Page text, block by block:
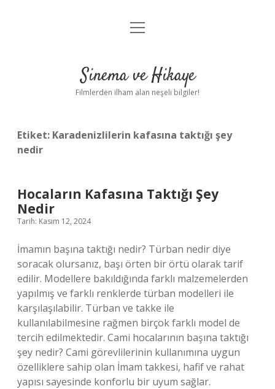
Gizlilik Politikası
Yasal Uyarı
menüyü
Sinema ve Hikaye
Filmlerden ilham alan neşeli bilgiler!
Etiket: Karadenizlilerin kafasına taktığı şey
nedir
Hocaların Kafasına Taktığı Şey
Nedir
Tarih: Kasım 12, 2024
İmamın başına taktığı nedir? Türban nedir diye
soracak olursanız, başı örten bir örtü olarak tarif
edilir. Modellere bakıldığında farklı malzemelerden
yapılmış ve farklı renklerde türban modelleri ile
karşılaşılabilir. Türban ve takke ile
kullanılabilmesine rağmen birçok farklı model de
tercih edilmektedir. Cami hocalarının başına taktığı
şey nedir? Cami görevlilerinin kullanımına uygun
özelliklere sahip olan İmam takkesi, hafif ve rahat
yapısı sayesinde konforlu bir uyum sağlar.